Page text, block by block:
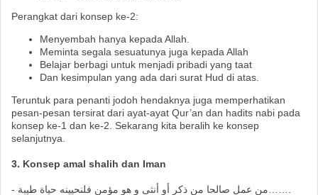
Perangkat dari konsep ke-2:
Menyembah hanya kepada Allah.
Meminta segala sesuatunya juga kepada Allah
Belajar berbagi untuk menjadi pribadi yang taat
Dan kesimpulan yang ada dari surat Hud di atas.
Teruntuk para penanti jodoh hendaknya juga memperhatikan
pesan-pesan tersirat dari ayat-ayat Qur’an dan hadits nabi pada
konsep ke-1 dan ke-2. Sekarang kita beralih ke konsep
selanjutnya.
3. Konsep amal shalih dan Iman